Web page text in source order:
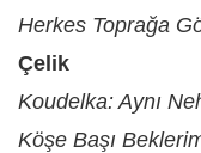
Herkes Toprağa
Çelik
Koudelka: Aynı
Köşe Başı